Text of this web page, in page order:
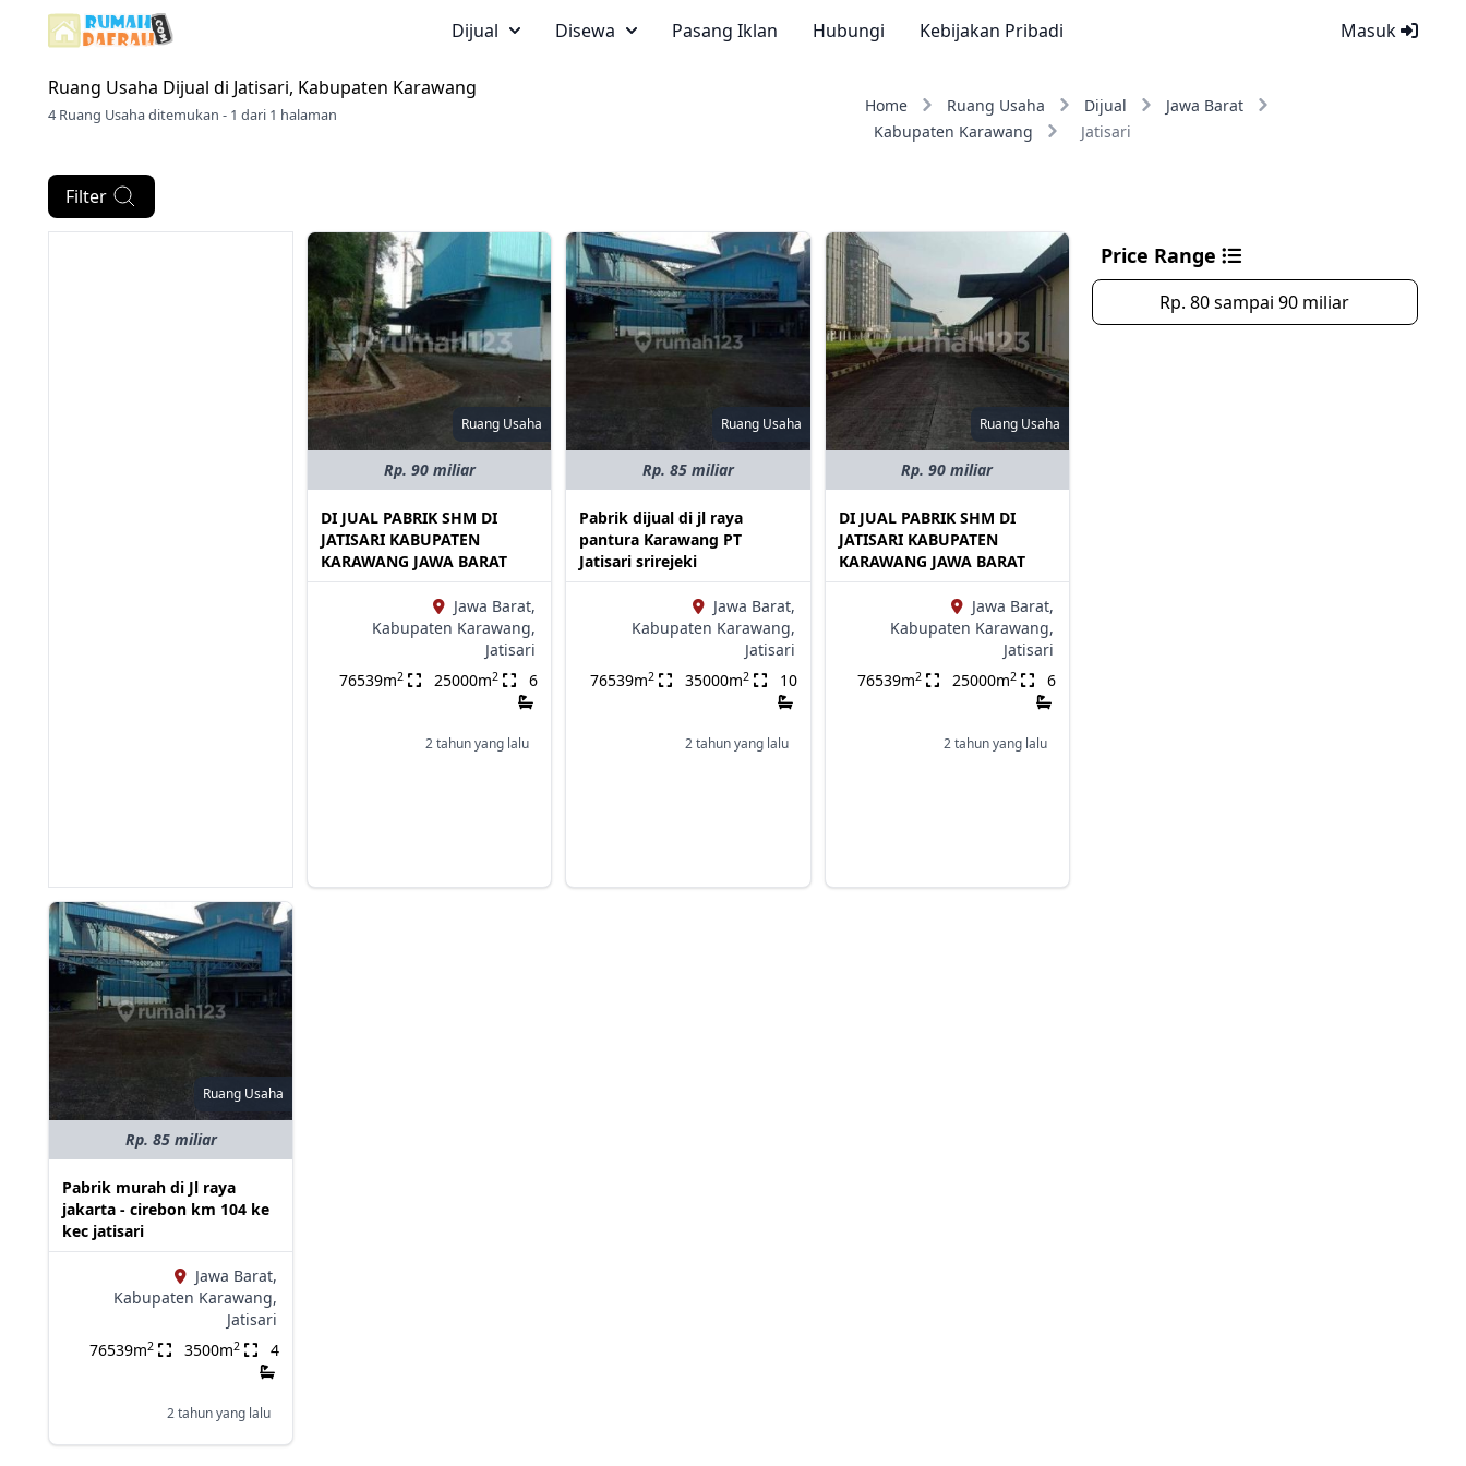
Masuk
Dijual Disewa Pasang Iklan Hubungi Kebijakan Pribadi
Ruang Usaha Dijual di Jatisari, Kabupaten Karawang
4 Ruang Usaha ditemukan - 1 dari 1 halaman Home Ruang Usaha Dijual
Jawa Barat
Kabupaten Karawang
Jatisari
Filter
Ruang Usaha
Rp. 90 miliar
DI JUAL PABRIK SHM DI
JATISARI KABUPATEN
KARAWANG JAWA BARAT
Jawa Barat,
Kabupaten Karawang,
Jatisari
76539m2 25000m2 6
2 tahun yang lalu
Ruang Usaha
Rp. 85 miliar
Pabrik dijual di jl raya
pantura Karawang PT
Jatisari srirejeki
Jawa Barat,
Kabupaten Karawang,
Jatisari
76539m2 35000m2 10
2 tahun yang lalu
Ruang Usaha
Rp. 90 miliar
DI JUAL PABRIK SHM DI
JATISARI KABUPATEN
KARAWANG JAWA BARAT
Jawa Barat,
Kabupaten Karawang,
Jatisari
76539m2 25000m2 6
2 tahun yang lalu
Ruang Usaha
Rp. 85 miliar
Pabrik murah di Jl raya
jakarta - cirebon km 104 ke
kec jatisari
Jawa Barat,
Kabupaten Karawang,
Jatisari
76539m2 3500m2 4
2 tahun yang lalu
Price Range
Rp. 80 sampai 90 miliar